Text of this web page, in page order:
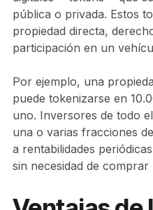
pública o privada. Estos
propiedad directa,
participación en un
Por ejemplo, una
puede tokenizarse en
uno. Inversores de todo
una o varias fracciones
a rentabilidades
sin necesidad de